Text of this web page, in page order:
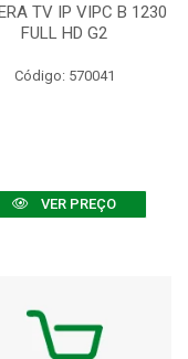
TV IP VIPC B 1230
FULL HD G2
Código: 570041
VER PREÇO